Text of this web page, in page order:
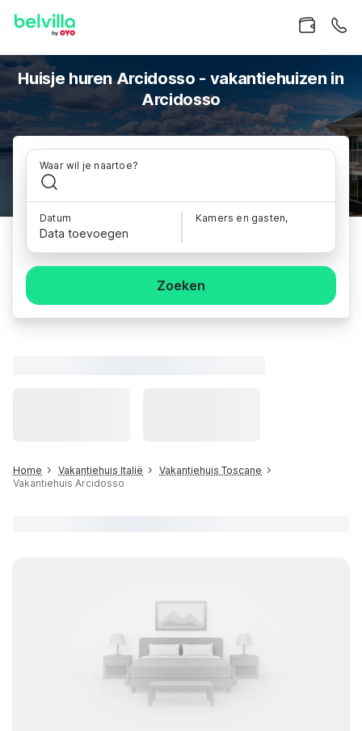
Huisje huren Arcidosso - vakantiehuizen in
Arcidosso
Waar wil je naartoe?
Datum
Data toevoegen
Kamers en gasten,
Zoeken
Home Vakantiehuis Italië
Vakantiehuis Toscane
Vakantiehuis Arcidosso